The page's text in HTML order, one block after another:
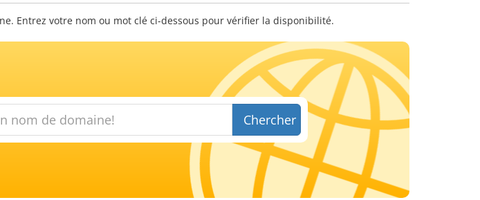
Entrez votre nom ou mot clé ci-dessous pour vérifier la disponibilité.
Chercher